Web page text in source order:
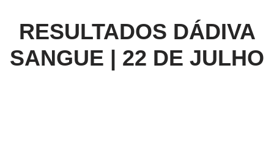
RESULTADOS DÁDIVA
SANGUE | 22 DE JULHO